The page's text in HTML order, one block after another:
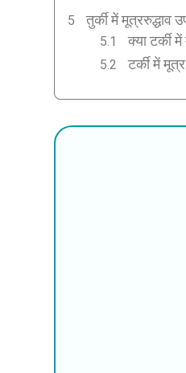
तुर्की में मूत्ररुद्धाव
क्या टर्की
टर्की में